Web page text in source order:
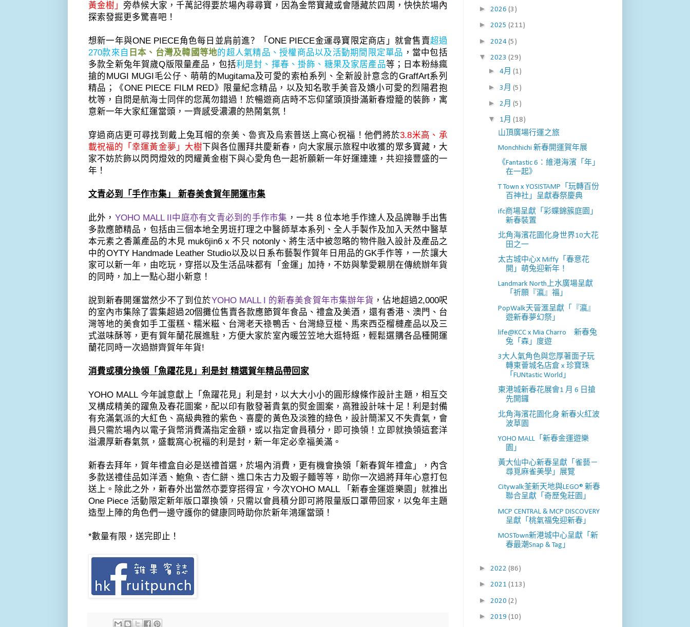
黃金樹」旁恭候大家，千萬記得要於場內尋尋寶， 因為金幣寶藏或會隱藏於四周，快快於場內
探索發掘更多驚喜吧！
想新一年與ONE PIECE角色每日並肩前進？「ONE PIECE金運尋寶限定商店」 就會售賣超過
270款來自 日本、 台灣及韓國等地的超人氣精品、授權商品以及活動期間限定單品 ， 當中包括
多款全新兔年賀歲Q版限量產品，包括利是封、揮春、掛飾、糖果及家居產品等；日本粉絲瘋
搶的MUGI MUGI毛公仔、萌萌的Mugitama及可愛的索柏系列、全新設計意念的GraffArt系列
精品；《ONE PIECE FILM RED》限量紀念精品， 以及知名歌手美音及嬌小可愛的烈陽君抱
枕等， 自問是航海士同伴的您萬勿錯過！於暢遊商店時不忘仰望頭頂掛滿新春燈籠的裝飾， 寓
意新一年大家紅運當頭，一齊感受濃濃的熱鬧氣氛！
穿過商店更可尋找到戴上兔耳帽的奈美、魯賓及烏索普送上窩心祝福 ！他們將於3.8米高、承
載祝福的「幸運黃金夢」大樹下與各位團拜共慶新春，向大家展示旅程中收獲的眾多寶藏， 大
家不妨於飾以閃閃燈效的閃耀黃金樹下與心愛角色一起祈願新一年好運連連，共迎接豐盛的一
年！
文青必到「手作市集」 新春美食賀年開運市集
此外， YOHO MALL II中庭亦有文青必到的手作市集 ，一共 8 位本地手作達人及品牌聯手出售
多款應節精品， 包括由三個本地全男班打理之中醫師草本系列、 全人手製作及加入天然中醫草
本元素之香薰產品的木見 muk6jin6 x 不只 notonly、將生活中被忽略的物件融入設計及產品之
中的OYTY Handmade Leather Studio以及以日系布藝製作賀年日用品的GK手作等， 一於讓大
家可以新一年，由吃玩，穿搭以及生活品味都有「金運」 加持，不妨與摯愛親朋在傳統辦年貨
的同時，加上一點心甜小新意！
說到新春開運當然少不了到位於YOHO MALL I 的新春美食賀年市集辦年貨 ，佔地超過2,000呎
的室內市集除了雲集超過 20個攤位售賣各款應節賀年食品、禮盒及美酒， 還有香港、澳門、台
灣等地的美食如手工蛋糕、糯米糍、 台灣老天祿鴨舌、台灣綠豆椪、 馬來西亞榴槤產品以及三
式滋味酥等，更有賀年蘭花展進駐， 方便大家於室內暖笠笠地大逛特逛，輕鬆選購各品種開運
蘭花同時一次過辦齊賀年年貨!
消費或積分換領「魚躍花見」利是封 精選賀年精品帶回家
YOHO MALL今年誠意獻上「魚躍花見」利是封，以大大小小的圓形線條作設計主題， 相互交
叉構成精美的躍魚及春花圖案， 配以印有散發著貴氣的熨金圖案，高雅設計味十足！ 利是封備
有充滿氣派的大紅色、高級典雅的紫色、喜慶的黃色及淡雅的綠色，設計簡潔又不失貴氣， 會
員只需於場內以電子貨幣消費滿指定金額，或以指定會員積分， 即可換領！立即就換領這套洋
溢濃厚新春氣氛， 盛載窩心祝褔的利是封，新一年定必幸福美滿。
新春去拜年，賀年禮盒自必是送禮首選，於場內消費， 更有機會換領「新春賀年禮盒」，內含
多款送禮佳品如洋酒、鮑魚、 杏仁餅、進口朱古力及蝦子麵等等， 助你一次過將拜年心意打包
送上。除此之外， 新春外出當然亦要穿搭得宜，今次YOHO MALL
「新春金運遊樂園」就推出
One Piece活動限定新年版口罩換領， 只需以會員積分即可將限量版口罩帶回家，以兔年主題
造型上陣的角色們一邊守護你的健康同時助你於新年鴻運當頭！
*數量有限，送完即止！
► 2026 (3)
► 2025 (211)
► 2024 (5)
▼ 2023 (29)
► 4月 (1)
► 3月 (5)
► 2月 (5)
▼ 1月 (18)
山頂廣場行運之旅
Monchhichi 新春開運賀年展
《Fantastic 6：維港海濱「年」
在一起》
T Town x YOSISTAMP「玩轉百份
百神社」呈獻春祭慶典
ifc商場呈獻「彩蝶錦簇庭園」
新春裝置
北角海濱花園化身世界10大花
田之一
太古城中心X Miffy「春意花
開」萌兔迎新年！
Landmark North上水廣場呈獻
「祈願『瀛』福」
PopWalk天晉滙呈獻「『瀛』
遊新春夢幻祭」
life@KCC x Mia Charro 新春兔
兔「森」度遊
3大人氣角色與您厚著面子玩
轉東薈城名店倉 x 珍寶珠
「FUNtastic World」
東港城新春花展會1 月 6 日搶
先開鑼
北角海濱花園化身 新春火紅波
波草園
YOHO MALL「新春金運遊樂
園」
黃大仙中心新春呈獻「雀藝－
尋覓麻雀美學」展覽
Citywalk荃新天地與LEGO® 新春
聯合呈獻「奇歷兔莊園」
MCP CENTRAL & MCP DISCOVERY
呈獻「桃氣福兔迎新春」
MOSTown新港城中心呈獻「新
春最潮Snap & Tag」
► 2022 (86)
► 2021 (113)
► 2020 (2)
► 2019 (10)